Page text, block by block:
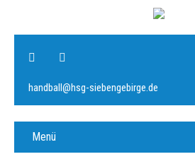
handball@hsg-siebengebirge.de
Menü